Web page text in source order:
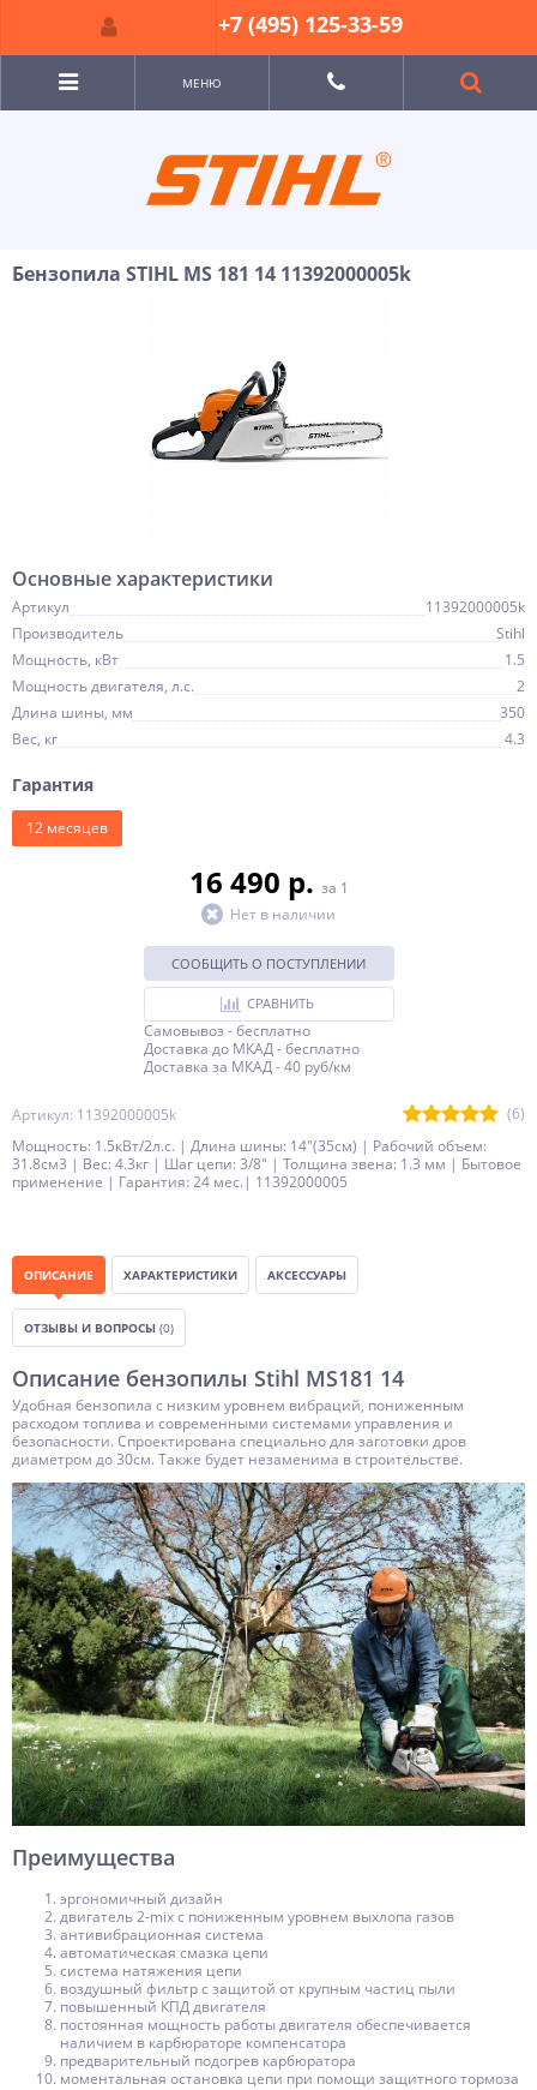
МЕНЮ
Бензопила STIHL MS 181 14 11392000005k
Артикул: 11392000005k (6)
Основные характеристики
Артикул
11392000005k
Производитель
Stihl
Мощность, кВт
1.5
Мощность двигателя, л.с.
2
Длина шины, мм
350
Вес, кг
4.3
Мощность: 1.5кВт/2л.с. | Длина шины: 14"(35см) | Рабочий объем:
31.8см3 | Вес: 4.3кг | Шаг цепи: 3/8" | Толщина звена: 1.3 мм | Бытовое
применение | Гарантия: 24 мес.| 11392000005
Гарантия
12 месяцев
16 490 p. за 1
Нет в наличии
СООБЩИТЬ О ПОСТУПЛЕНИИ
СРАВНИТЬ
Самовывоз - бесплатно
Доставка до МКАД - бесплатно
Доставка за МКАД - 40 руб/км
ОПИСАНИЕ ХАРАКТЕРИСТИКИ АКСЕССУАРЫ
ОТЗЫВЫ И ВОПРОСЫ (0)
Описание бензопилы Stihl MS181 14
Удобная бензопила с низким уровнем вибраций, пониженным
расходом топлива и современными системами управления и
безопасности. Спроектирована специально для заготовки дров
диаметром до 30см. Также будет незаменима в строительстве.
Преимущества
эргономичный дизайн
двигатель 2-mix с пониженным уровнем выхлопа газов
антивибрационная система
автоматическая смазка цепи
система натяжения цепи
воздушный фильтр с защитой от крупным частиц пыли
повышенный КПД двигателя
постоянная мощность работы двигателя обеспечивается
наличием в карбюраторе компенсатора
предварительный подогрев карбюратора
моментальная остановка цепи при помощи защитного тормоза
+7 (495) 125-33-59